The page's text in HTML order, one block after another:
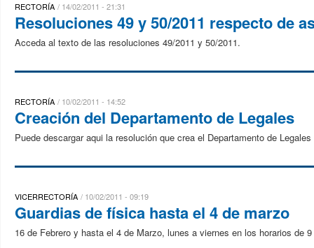
RECTORÍA 14/02/2011 - 21:31
Resoluciones 49 y 50/2011 respecto de
Acceda al texto de las resoluciones 49/2011 y 50/2011.
RECTORÍA 10/02/2011 - 14:52
Creación del Departamento de Legales
Puede descargar aqui la resolución que crea el Departamento de Legales
VICERRECTORÍA 10/02/2011 - 09:19
Guardias de física hasta el 4 de marzo
16 de Febrero y hasta el 4 de Marzo, lunes a viernes en los horarios de